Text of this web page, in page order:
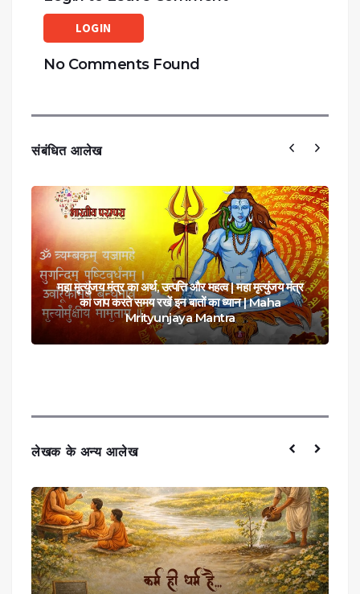
LOGIN
No Comments Found
संबंधित आलेख
महा मृत्युंजय मंत्र का अर्थ, उत्पत्ति और महत्व | महा मृत्युंजय मंत्र
का जाप करते समय रखें इन बातों का ध्यान | Maha
Mrityunjaya Mantra
लेखक के अन्य आलेख